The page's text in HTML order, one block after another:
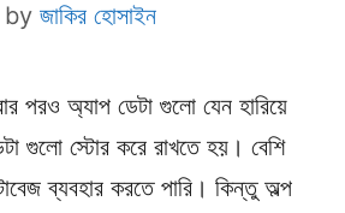
by জাকির হোসাইন
পরও অ্যাপ ডেটা গুলো যেন হারিয়ে
গুলো স্টোর করে রাখতে হয়। বেশি
ব্যবহার করতে পারি। কিন্তু অল্প